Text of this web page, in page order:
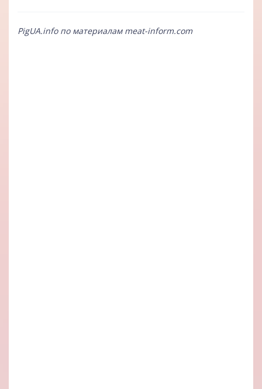
PigUA.info по материалам meat-inform.com